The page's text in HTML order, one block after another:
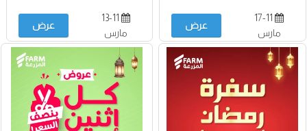
17-11
مارس
عرض
13-11
مارس
عرض